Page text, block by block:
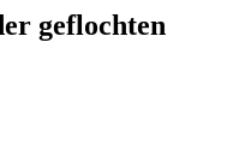
geflochten